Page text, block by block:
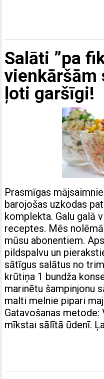
Salāti ”pa
vienkāršām
ļoti garšīgi!
Prasmīgas
barojošas uzkodas
komplekta. Galu galā
receptes. Mēs
mūsu abonentiem.
pildspalvu un
sātīgus salātus no
krūtiņa 1 bundža
marinētu šampinjonu
malti melnie pipari
Gatavošanas
mīkstai sālītā ūdenī.